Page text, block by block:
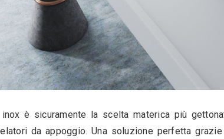
superficiale, per non avere brutte
perfetta da scegliere e impiegare
realizzazione di una rubinetteria da
l’acciaio inossidabile;
l’ottone;
il bronzo;
il rame;